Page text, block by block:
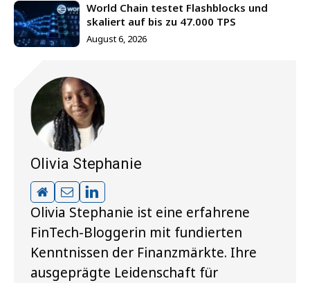
World Chain testet Flashblocks und
skaliert auf bis zu 47.000 TPS
August 6, 2026
Olivia Stephanie
Olivia Stephanie ist eine erfahrene
FinTech-Bloggerin mit fundierten
Kenntnissen der Finanzmärkte. Ihre
ausgeprägte Leidenschaft für